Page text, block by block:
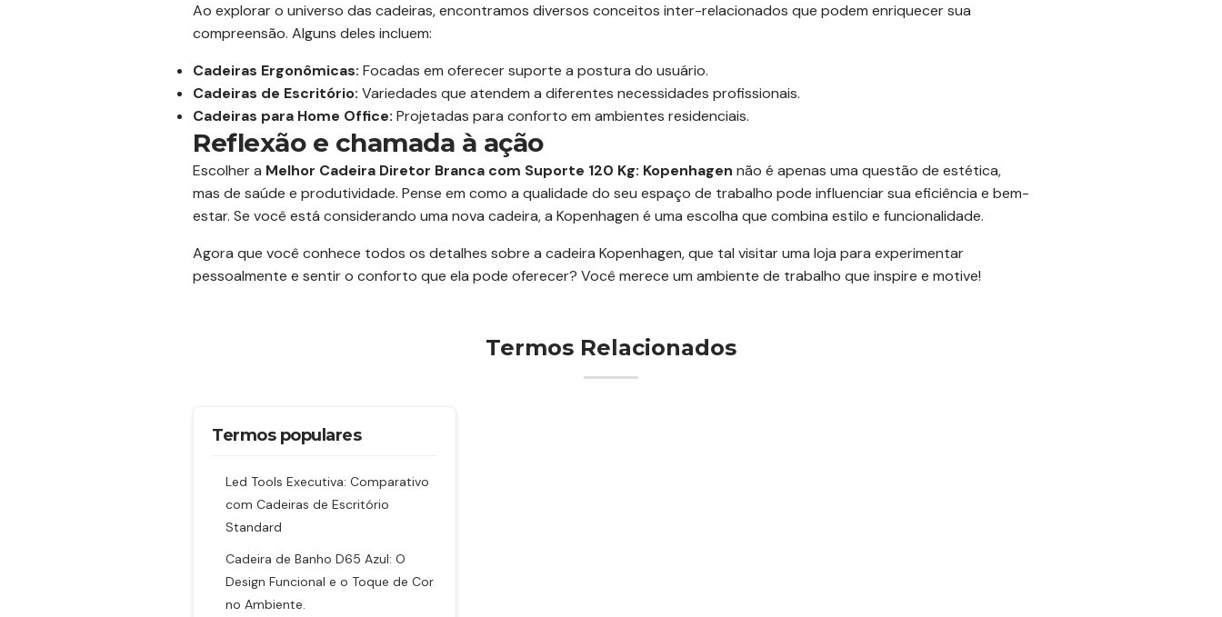
Ao explorar o universo das cadeiras, encontramos diversos conceitos inter-relacionados que podem enriquecer sua
compreensão. Alguns deles incluem:
Cadeiras Ergonômicas: Focadas em oferecer suporte a postura do usuário.
Cadeiras de Escritório: Variedades que atendem a diferentes necessidades profissionais.
Cadeiras para Home Office: Projetadas para conforto em ambientes residenciais.
Reflexão e chamada à ação
Escolher a Melhor Cadeira Diretor Branca com Suporte 120 Kg: Kopenhagen não é apenas uma questão de estética,
mas de saúde e produtividade. Pense em como a qualidade do seu espaço de trabalho pode influenciar sua eficiência e bem-
estar. Se você está considerando uma nova cadeira, a Kopenhagen é uma escolha que combina estilo e funcionalidade.
Agora que você conhece todos os detalhes sobre a cadeira Kopenhagen, que tal visitar uma loja para experimentar
pessoalmente e sentir o conforto que ela pode oferecer? Você merece um ambiente de trabalho que inspire e motive!
Termos Relacionados
Termos populares
Led Tools Executiva: Comparativo
com Cadeiras de Escritório
Standard
Cadeira de Banho D65 Azul: O
Design Funcional e o Toque de Cor
no Ambiente.